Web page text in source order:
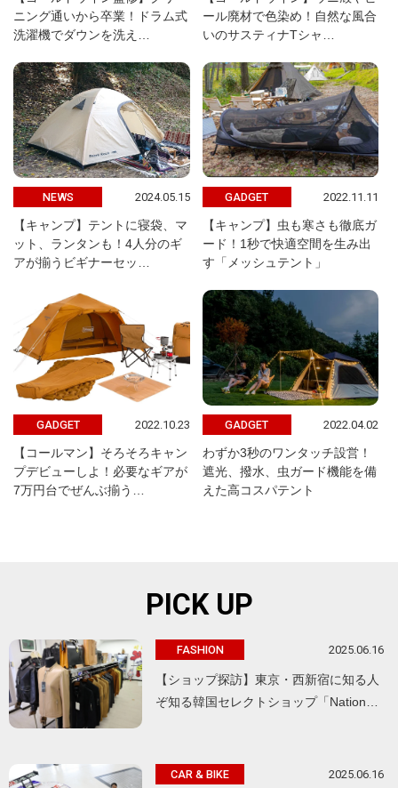
ニング通いから卒業！ドラム式
洗濯機でダウンを洗え…
ール廃材で色染め！自然な風合
いのサスティナTシャ…
NEWS 2024.05.15
【キャンプ】テントに寝袋、マ
ット、ランタンも！4人分のギ
アが揃うビギナーセッ…
GADGET 2022.11.11
【キャンプ】虫も寒さも徹底ガ
ード！1秒で快適空間を生み出
す「メッシュテント」
GADGET 2022.10.23
【コールマン】そろそろキャン
プデビューしよ！必要なギアが
7万円台でぜんぶ揃う…
GADGET 2022.04.02
わずか3秒のワンタッチ設営！
遮光、撥水、虫ガード機能を備
えた高コスパテント
PICK UP
FASHION 2025.06.16
【ショップ探訪】東京・西新宿に知る人
ぞ知る韓国セレクトショップ「Nation…
CAR & BIKE 2025.06.16